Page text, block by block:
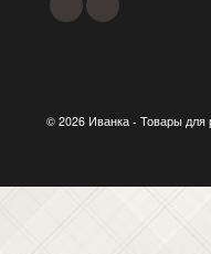
© 2026 Иванка - Товары для